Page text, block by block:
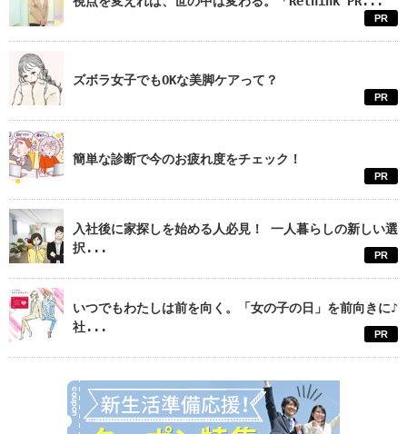
PR
ズボラ女子でもOKな美脚ケアって？
PR
簡単な診断で今のお疲れ度をチェック！
PR
入社後に家探しを始める人必見！ 一人暮らしの新しい選
択...
PR
いつでもわたしは前を向く。「女の子の日」を前向きに♪
社...
PR